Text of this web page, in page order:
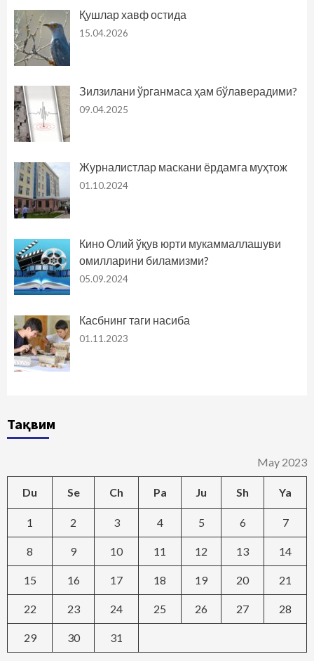
Қушлар хавф остида
15.04.2026
Зилзилани ўрганмаса ҳам бўлаверадими?
09.04.2025
Журналистлар маскани ёрдамга муҳтож
01.10.2024
Кино Олий ўқув юрти мукаммаллашуви
омилларини биламизми?
05.09.2024
Касбнинг таги насиба
01.11.2023
Тақвим
May 2023
Du Se Ch Pa Ju Sh Ya
1 2 3 4 5 6 7
8 9 10 11 12 13 14
15 16 17 18 19 20 21
22 23 24 25 26 27 28
29 30 31